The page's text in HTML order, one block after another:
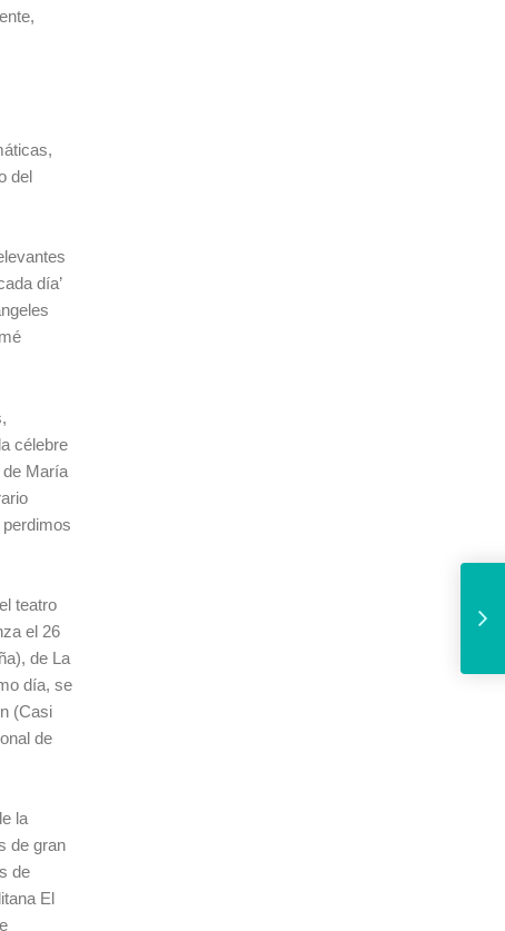
del
día’
célebre
de María
perdimos
teatro
el 26
de La
día, se
(Casi
de
la
de gran
de
El